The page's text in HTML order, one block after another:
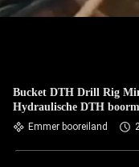
Bucket DTH Drill Rig
Hydraulische DTH
Emmer booreiland